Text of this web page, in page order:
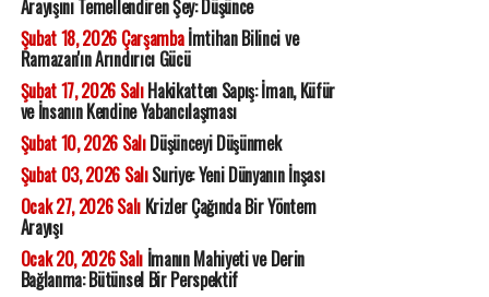
Arayışını Temellendiren Şey: Düşünce
Şubat 18, 2026 Çarşambaİmtihan Bilinci ve
Ramazan'ın Arındırıcı Gücü
Şubat 17, 2026 SalıHakikatten Sapış: İman, Küfür
ve İnsanın Kendine Yabancılaşması
Şubat 10, 2026 SalıDüşünceyi Düşünmek
Şubat 03, 2026 SalıSuriye: Yeni Dünyanın İnşası
Ocak 27, 2026 SalıKrizler Çağında Bir Yöntem
Arayışı
Ocak 20, 2026 Salıİmanın Mahiyeti ve Derin
Bağlanma: Bütünsel Bir Perspektif